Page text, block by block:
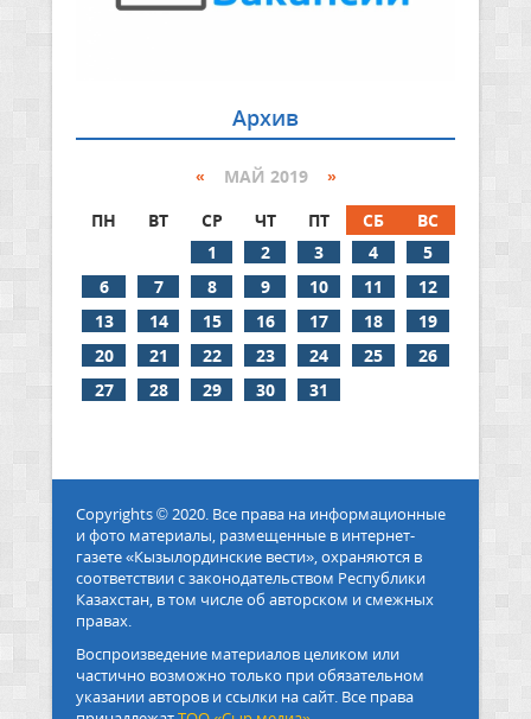
Архив
« МАЙ 2019 »
ПН
ВТ СР ЧТ ПТ СБ
ВС
1
2 3 4
5
6
7 8 9 10 11
12
13
14 15 16 17 18
19
20
21 22 23 24 25
26
27
28 29 30 31
Copyrights © 2020. Все права на информационные
и фото материалы, размещенные в интернет-
газете «Кызылординские вести», охраняются в
соответствии с законодательством Республики
Казахстан, в том числе об авторском и смежных
правах.
Воспроизведение материалов целиком или
частично возможно только при обязательном
указании авторов и ссылки на сайт. Все права